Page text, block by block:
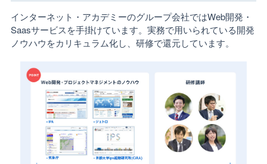
インターネット・アカデミーのグループ会社ではWeb開発・
Saasサービスを手掛けています。実務で用いられている開発
ノウハウをカリキュラム化し、研修で還元しています。